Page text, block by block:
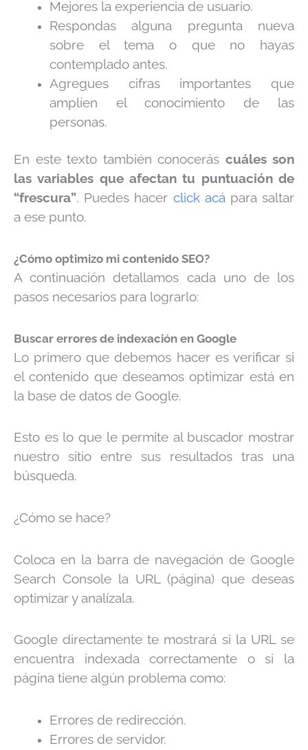
Mejores la experiencia de usuario.
Respondas alguna pregunta nueva
sobre el tema o que no hayas
contemplado antes.
Agregues cifras importantes que
amplíen el conocimiento de las
personas.
En este texto también conocerás cuáles son
las variables que afectan tu puntuación de
“frescura”. Puedes hacer click acá para saltar
a ese punto.
¿Cómo optimizo mi contenido SEO?
A continuación detallamos cada uno de los
pasos necesarios para lograrlo:
Buscar errores de indexación en Google
Lo primero que debemos hacer es verificar si
el contenido que deseamos optimizar está en
la base de datos de Google.
Esto es lo que le permite al buscador mostrar
nuestro sitio entre sus resultados tras una
búsqueda.
¿Cómo se hace?
Coloca en la barra de navegación de Google
Search Console la URL (página) que deseas
optimizar y analízala.
Google directamente te mostrará si la URL se
encuentra indexada correctamente o si la
página tiene algún problema como:
Errores de redirección.
Errores de servidor.